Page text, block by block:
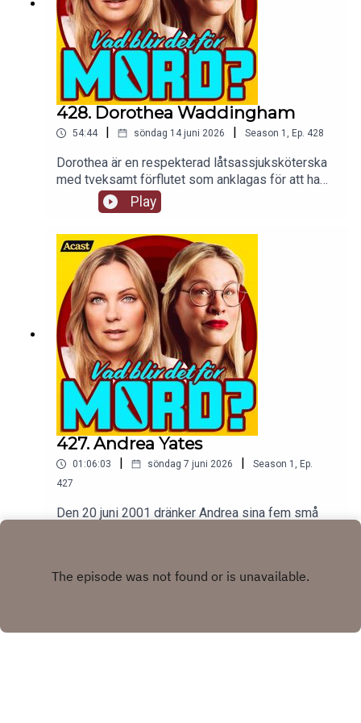
428. Dorothea Waddingham
54:44 söndag 14 juni 2026 Season 1 , Ep. 428
Dorothea är en respekterad låtsassjuksköterska
med tveksamt förflutet som anklagas för att ha
mördat två patienter på sitt vårdhem. Vi
spekulerar vilt i om hon gjorde det eller ej.tw: vi
påstår att morfin är gott och det tar vi starkt
avstånd ifrån såhär i efterhand
Play
427. Andrea Yates
01:06:03 söndag 7 juni 2026 Season 1 , Ep.
427
Den 20 juni 2001 dränker Andrea sina fem små
psykisk sjukdom, våld mot barn